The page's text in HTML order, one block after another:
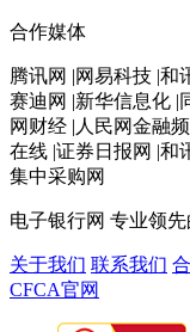
合作媒体
腾讯网 |网易科技 |和
赛迪网 |新华信息化 |
网财经 |人民网金融
在线 |证券日报网 |和
集中采购网
电子银行网 专业领
关于我们 联系我们
CFCA官网